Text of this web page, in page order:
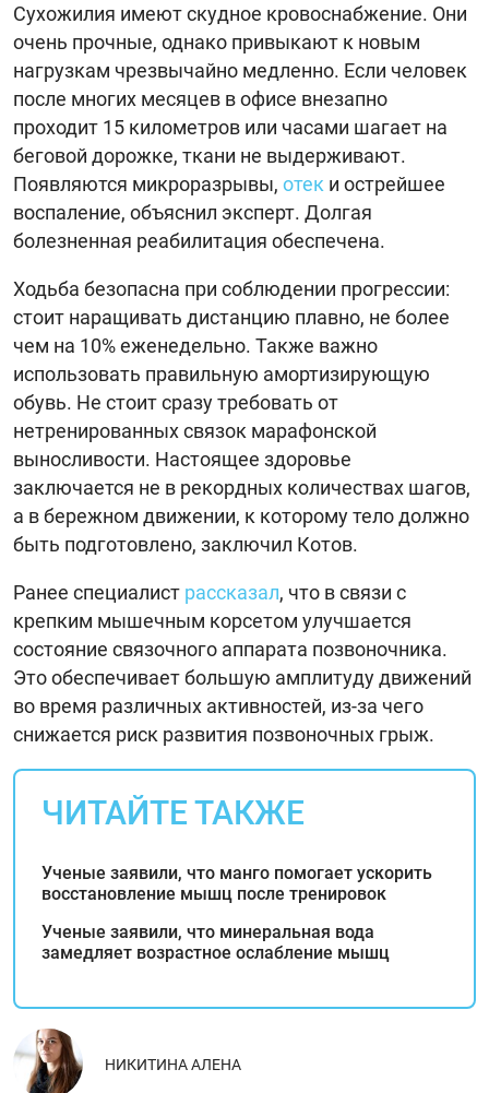
Сухожилия имеют скудное кровоснабжение. Они
очень прочные, однако привыкают к новым
нагрузкам чрезвычайно медленно. Если человек
после многих месяцев в офисе внезапно
проходит 15 километров или часами шагает на
беговой дорожке, ткани не выдерживают.
Появляются микроразрывы, отек и острейшее
воспаление, объяснил эксперт. Долгая
болезненная реабилитация обеспечена.
Ходьба безопасна при соблюдении прогрессии:
стоит наращивать дистанцию плавно, не более
чем на 10% еженедельно. Также важно
использовать правильную амортизирующую
обувь. Не стоит сразу требовать от
нетренированных связок марафонской
выносливости. Настоящее здоровье
заключается не в рекордных количествах шагов,
а в бережном движении, к которому тело должно
быть подготовлено, заключил Котов.
Ранее специалист рассказал, что в связи с
крепким мышечным корсетом улучшается
состояние связочного аппарата позвоночника.
Это обеспечивает большую амплитуду движений
во время различных активностей, из-за чего
снижается риск развития позвоночных грыж.
ЧИТАЙТЕ ТАКЖЕ
Ученые заявили, что манго помогает ускорить
восстановление мышц после тренировок
Ученые заявили, что минеральная вода
замедляет возрастное ослабление мышц
НИКИТИНА АЛЕНА